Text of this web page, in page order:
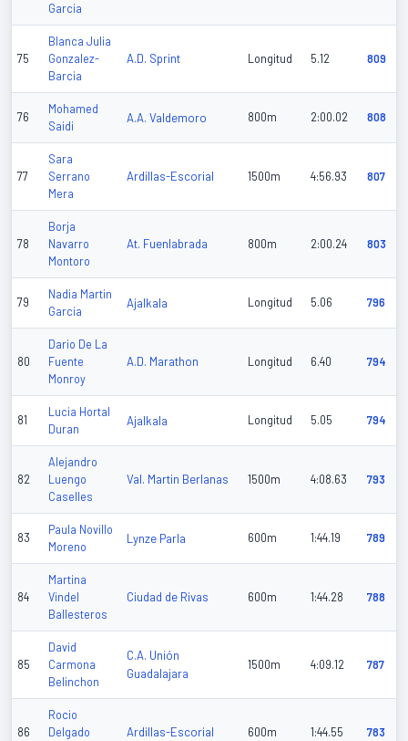
Garcia
75
Blanca Julia
Gonzalez-
Barcia
A.D. Sprint Longitud 5.12 809
76
Mohamed
Saidi
A.A. Valdemoro 800m 2:00.02 808
77
Sara
Serrano
Mera
Ardillas-Escorial 1500m 4:56.93 807
78
Borja
Navarro
Montoro
At. Fuenlabrada 800m 2:00.24 803
79
Nadia Martin
Garcia
Ajalkala Longitud 5.06 796
80
Dario De La
Fuente
Monroy
A.D. Marathon Longitud 6.40 794
81
Lucia Hortal
Duran
Ajalkala Longitud 5.05 794
82
Alejandro
Luengo
Caselles
Val. Martin Berlanas 1500m 4:08.63 793
83
Paula Novillo
Moreno
Lynze Parla 600m 1:44.19 789
84
Martina
Vindel
Ballesteros
Ciudad de Rivas 600m 1:44.28 788
85
David
Carmona
Belinchon
C.A. Unión
Guadalajara
1500m 4:09.12 787
86
Rocio
Delgado
Ardillas-Escorial 600m 1:44.55 783